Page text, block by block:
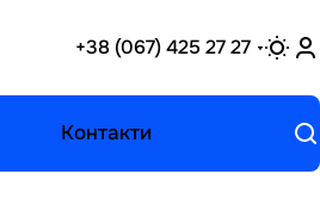
+38 (067) 425 27 27
Контакти